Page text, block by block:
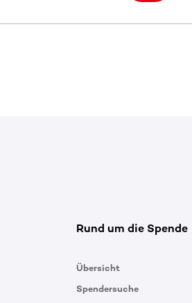
Rund um die Spende
Übersicht
Spendersuche